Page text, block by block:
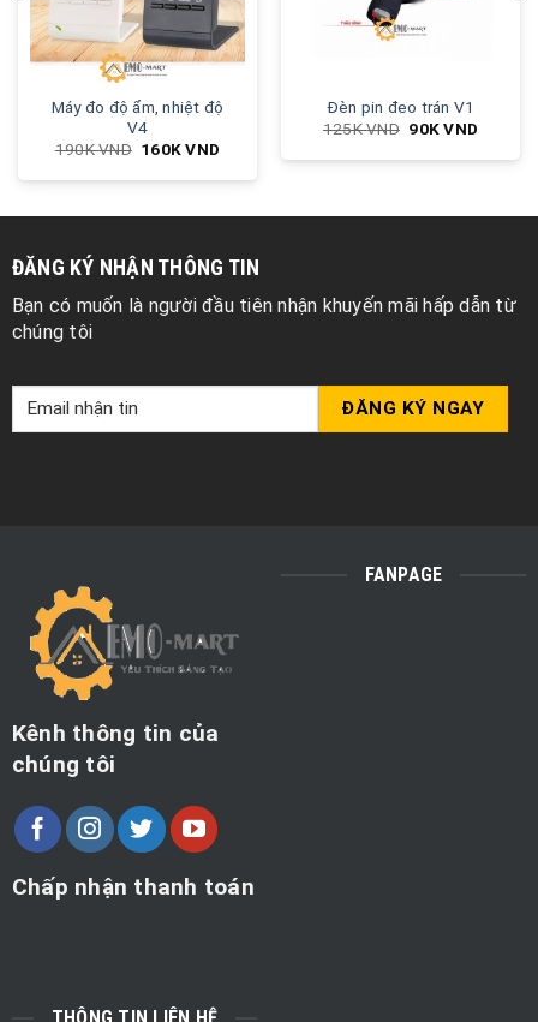
Máy đo độ ẩm, nhiệt độ
V4
190KVND 160KVND
Đèn pin đeo trán V1
125KVND 90KVND
ĐĂNG KÝ NHẬN THÔNG TIN
Bạn có muốn là người đầu tiên nhận khuyến mãi hấp dẫn từ
chúng tôi
Kênh thông tin của
chúng tôi
Chấp nhận thanh toán
FANPAGE